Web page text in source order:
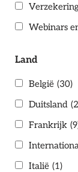
Webinars
Land
België (30)
Duitsland
Frankrijk
Italië (1)